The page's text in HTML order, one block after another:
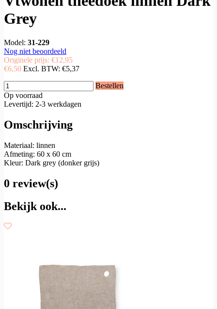
Grey
Model: 31-229
Nog niet beoordeeld
Originele prijs: €12,95
€6,50 Excl. BTW: €5,37
Bestellen
Op voorraad
Levertijd: 2-3 werkdagen
Omschrijving
Materiaal: linnen
Afmeting: 60 x 60 cm
Kleur: Dark grey (donker grijs)
0 review(s)
Bekijk ook...